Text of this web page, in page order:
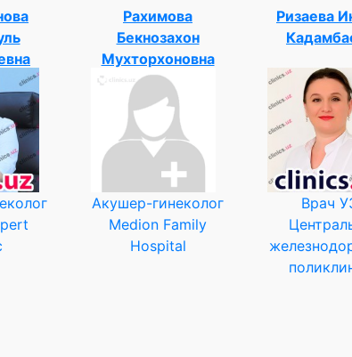
Рахимова
Бекнозахон
Мухторхоновна
Акушер-гинеколог
Medion Family
Hospital
Ризаева
Врач